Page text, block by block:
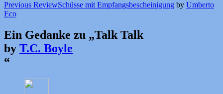
Previous ReviewSchüsse mit Empfangsbescheinigung by Umberto
Eco
Ein Gedanke zu „Talk Talk
by T.C. Boyle
“